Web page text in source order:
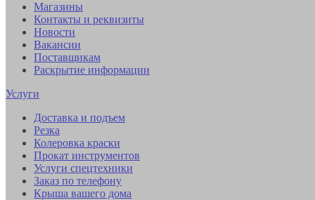
Магазины
Контакты и реквизиты
Новости
Вакансии
Поставщикам
Раскрытие информации
Услуги
Доставка и подъем
Резка
Колеровка краски
Прокат инструментов
Услуги спецтехники
Заказ по телефону
Крыша вашего дома